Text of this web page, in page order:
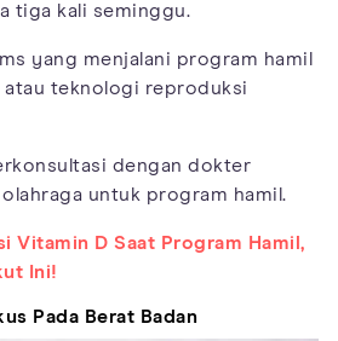
tiga kali seminggu.
yang menjalani program hamil
teknologi reproduksi
dengan dokter
untuk program hamil.
Vitamin D Saat Program Hamil,
Ini!
Pada Berat Badan